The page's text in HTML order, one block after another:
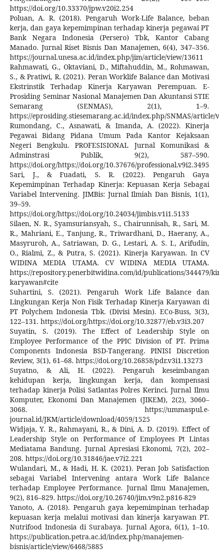
https://doi.org/10.33370/jpw.v20i2.254
Poluan, A. R. (2018). Pengaruh Work-Life Balance, beban
kerja, dan gaya kepemimpinan terhadap kinerja pegawai PT
Bank Negara Indonesia (Persero) Tbk, Kantor Cabang
Manado. Jurnal Riset Bisnis Dan Manajemen, 6(4), 347–356.
https://journal.unesa.ac.id/index.php/jim/article/view/13611
Rahmawati, G., Oktaviani, D., Miftahuddin, M., Rohmawan,
S., & Pratiwi, R. (2021). Peran Worklife Balance dan Motivasi
Ekstrinstik Terhadap Kinerja Karyawan Perempuan. E-
Prosiding Seminar Nasional Manajemen Dan Akuntansi STIE
Semarang (SENMAS), 2(1), 1–9.
https://eprosiding.stiesemarang.ac.id/index.php/SNMAS/article/
Rumondang, C., Asnawati, & Imanda, A. (2022). Kinerja
Pegawai Bidang Pidana Umum Pada Kantor Kejaksaan
Negeri Bengkulu. PROFESISIONAL Jurnal Komunikasi &
Adminstrasi Publik, 9(2), 587–590.
https://doi.org/https://doi.org/10.37676/professional.v9i2.3495
Sari, J., & Fuadati, S. R. (2022). Pengaruh Gaya
Kepemimpinan Terhadap Kinerja: Kepuasan Kerja Sebagai
Variabel Intervening. JIMBis: Jurnal Ilmiah Dan Bisnis, 1(1),
39–59.
https://doi.org/https://doi.org/10.24034/jimbis.v1i1.5133
Silaen, N. R., Syamsuriansyah, S., Chairunnisah, R., Sari, M.
R., Mahriani, E., Tanjung, R., Triwardhani, D., Haerany, A.,
Masyruroh, A., Satriawan, D. G., Lestari, A. S. I., Arifudin,
O., Rialmi, Z., & Putra, S. (2021). Kinerja Karyawan. In CV
WIDINA MEDIA UTAMA. CV WIDINA MEDIA UTAMA.
https://repository.penerbitwidina.com/id/publications/344479/
karyawan#cite
Suhartini, S. (2021). Pengaruh Work Life Balance dan
Lingkungan Kerja Non Fisik Terhadap Kinerja Karyawan di
PT Polychem Indonesia Tbk. (Divisi Mesin). ECo-Buss, 3(3),
122–131. https://doi.org/https://doi.org/10.32877/eb.v3i3.207
Suyatin, S. (2019). The Effect of Leadership Style on
Employee Performance of the PPIC Division of PT. Prima
Components Indonesia BSD-Tangerang. PINISI Discretion
Review, 3(1), 61–68. https://doi.org/10.26858/pdr.v3i1.13273
Suyatno, & Ali, H. (2022). Pengaruh keseimbangan
kehidupan kerja, lingkungan kerja, dan kompensasi
terhadap kinerja Polisi Satlantas Polres Kerinci. Jurnal Ilmu
Komputer, Ekonomi Dan Manajemen (JIKEM), 2(2), 3060–
3068. https://ummaspul.e-
journal.id/JKM/article/download/4059/1525
Widjaja, Y. R., Rahmayani, R., & Dini, A. D. (2019). Effect of
Leadership Style on Performance of Employees Pt Lintas
Mediatama Bandung. Jurnal Apresiasi Ekonomi, 7(2), 202–
208. https://doi.org/10.31846/jae.v7i2.221
Wulandari, M., & Hadi, H. K. (2021). Peran Job Satisfaction
sebagai Variabel Intervening antara Work Life Balance
terhadap Employee Performance. Jurnal Ilmu Manajemen,
9(2), 816–829. https://doi.org/10.26740/jim.v9n2.p816-829
Yanoto, A. (2018). Pengaruh gaya kepemimpinan terhadap
kepuasan kerja melalui motivasi dan kinerja karyawan PT.
Nutrifood Indonesia di Surabaya. Jurnal Agora, 6(1), 1–10.
https://publication.petra.ac.id/index.php/manajemen-
bisnis/article/view/6468/5885